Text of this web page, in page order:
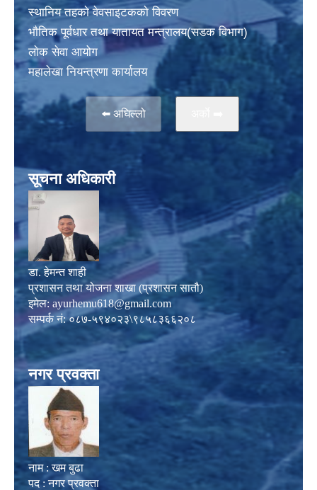
स्थानिय तहकाे वेवसाइटककाे विवरण
भाैतिक पूर्वधार तथा यातायत मन्त्रालय(सडक विभाग)
लाेक सेवा आयोग
महालेखा नियन्त्रणा कार्यालय
⬅️ अघिल्लो
सूचना अधिकारी
डा. हेमन्त शाही
प्रशासन तथा योजना शाखा (प्रशासन सातौ)
इमेल: ayurhemu618@gmail.com
सम्पर्क नं: ०८७-५९४०२३\९८५८३६६२०८
नगर प्रवक्ता
नाम : खम बुढा
पद : नगर प्रवक्ता